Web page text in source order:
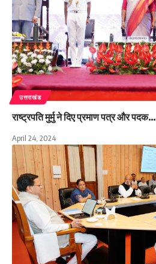
उत्तराखंड
राष्ट्रपति मुर्मु ने दिए प्रमाण पत्र और पदक…
April 24, 2024